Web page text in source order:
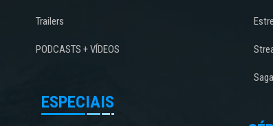
Trailers
PODCASTS + VÍDEOS
ESPECIAIS